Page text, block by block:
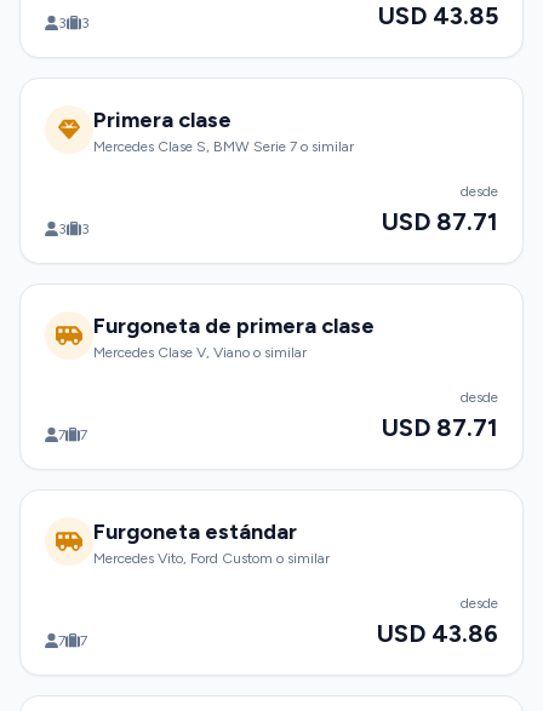
3 3 USD 43.85
Primera clase
Mercedes Clase S, BMW Serie 7 o similar
3 3
desde
USD 87.71
Furgoneta de primera clase
Mercedes Clase V, Viano o similar
7 7
desde
USD 87.71
Furgoneta estándar
Mercedes Vito, Ford Custom o similar
7 7
desde
USD 43.86